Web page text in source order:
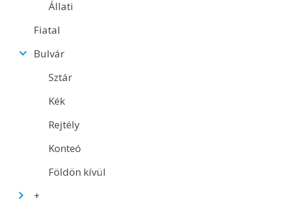
Állati
Fiatal
Bulvár
Sztár
Kék
Rejtély
Konteó
Földön kívül
+